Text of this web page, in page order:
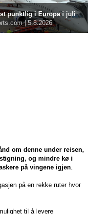
punktlig i Europa i juli
| 5.8.2026
om denne under reisen,
og mindre kø i
på vingene igjen.
på en rekke ruter hvor
til å levere